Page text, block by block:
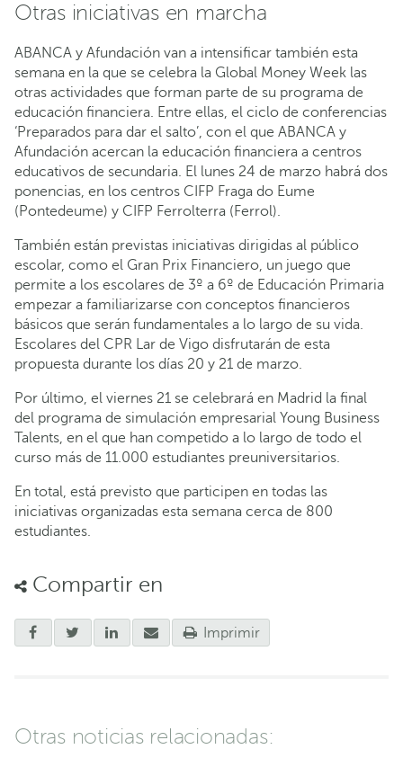
Otras iniciativas en marcha
ABANCA y Afundación van a intensificar también esta
semana en la que se celebra la Global Money Week las
otras actividades que forman parte de su programa de
educación financiera. Entre ellas, el ciclo de conferencias
‘Preparados para dar el salto’, con el que ABANCA y
Afundación acercan la educación financiera a centros
educativos de secundaria. El lunes 24 de marzo habrá dos
ponencias, en los centros CIFP Fraga do Eume
(Pontedeume) y CIFP Ferrolterra (Ferrol).
También están previstas iniciativas dirigidas al público
escolar, como el Gran Prix Financiero, un juego que
permite a los escolares de 3º a 6º de Educación Primaria
empezar a familiarizarse con conceptos financieros
básicos que serán fundamentales a lo largo de su vida.
Escolares del CPR Lar de Vigo disfrutarán de esta
propuesta durante los días 20 y 21 de marzo.
Por último, el viernes 21 se celebrará en Madrid la final
del programa de simulación empresarial Young Business
Talents, en el que han competido a lo largo de todo el
curso más de 11.000 estudiantes preuniversitarios.
En total, está previsto que participen en todas las
iniciativas organizadas esta semana cerca de 800
estudiantes.
Compartir en
Imprimir
Otras noticias relacionadas: